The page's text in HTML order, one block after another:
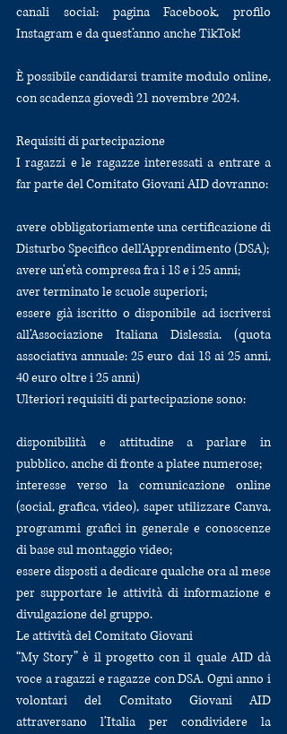
canali social: pagina Facebook, profilo
Instagram e da quest’anno anche TikTok!
È possibile candidarsi tramite modulo online,
con scadenza giovedì 21 novembre 2024.
Requisiti di partecipazione
I ragazzi e le ragazze interessati a entrare a
far parte del Comitato Giovani AID dovranno:
avere obbligatoriamente una certificazione di
Disturbo Specifico dell'Apprendimento (DSA);
avere un'età compresa fra i 18 e i 25 anni;
aver terminato le scuole superiori;
essere già iscritto o disponibile ad iscriversi
all’Associazione Italiana Dislessia. (quota
associativa annuale: 25 euro dai 18 ai 25 anni,
40 euro oltre i 25 anni)
Ulteriori requisiti di partecipazione sono:
disponibilità e attitudine a parlare in
pubblico, anche di fronte a platee numerose;
interesse verso la comunicazione online
(social, grafica, video), saper utilizzare Canva,
programmi grafici in generale e conoscenze
di base sul montaggio video;
essere disposti a dedicare qualche ora al mese
per supportare le attività di informazione e
divulgazione del gruppo.
Le attività del Comitato Giovani
“My Story” è il progetto con il quale AID dà
voce a ragazzi e ragazze con DSA. Ogni anno i
volontari del Comitato Giovani AID
attraversano l’Italia per condividere la